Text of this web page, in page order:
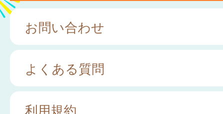
お問い合わせ
よくある質問
利用規約